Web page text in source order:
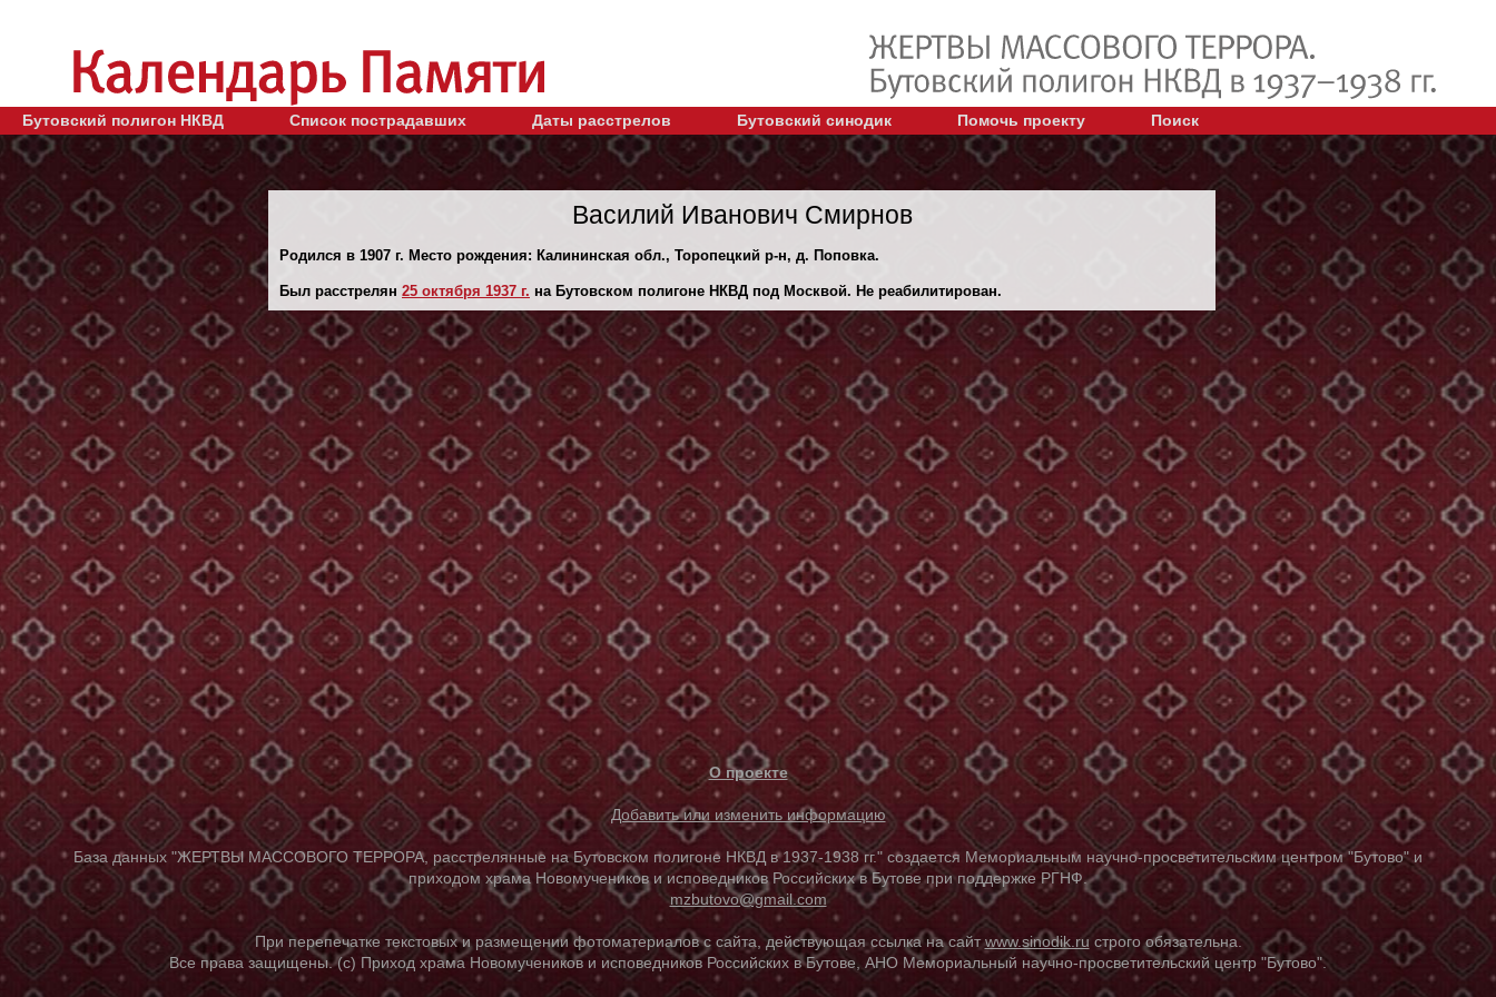
Бутовский полигон НКВД Список пострадавших Даты расстрелов Бутовский синодик Помочь проекту Поиск
Василий Иванович Смирнов
Родился в 1907 г. Место рождения: Калининская обл., Торопецкий р-н, д. Поповка.
Был расстрелян 25 октября 1937 г. на Бутовском полигоне НКВД под Москвой. Не реабилитирован.
О проекте
Добавить или изменить информацию
База данных "ЖЕРТВЫ МАССОВОГО ТЕРРОРА, расстрелянные на Бутовском полигоне НКВД в 1937-1938 гг." создается Мемориальным научно-просветительским центром "Бутово" и
приходом храма Новомучеников и исповедников Российских в Бутове при поддержке РГНФ.
mzbutovo@gmail.com
При перепечатке текстовых и размещении фотоматериалов с сайта, действующая ссылка на сайтwww.sinodik.ru строго обязательна.
Все права защищены. (с) Приход храма Новомучеников и исповедников Российских в Бутове, АНО Мемориальный научно-просветительский центр "Бутово".